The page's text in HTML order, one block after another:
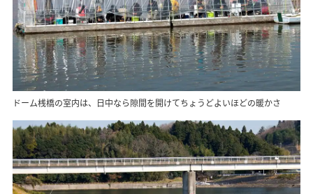
ドーム桟橋の室内は、日中なら隙間を開けてちょうどよいほどの暖かさ